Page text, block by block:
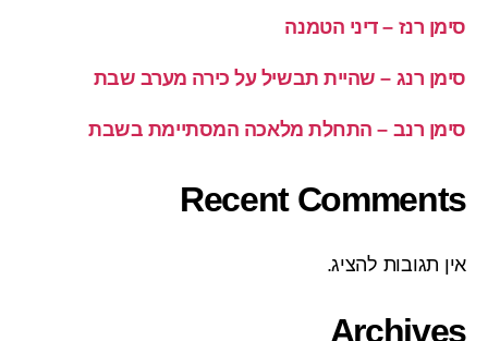
סימן רנז – דיני הטמנה
סימן רנג – שהיית תבשיל על כירה מערב שבת
סימן רנב – התחלת מלאכה המסתיימת בשבת
Recent Comments
אין תגובות להציג.
Archives